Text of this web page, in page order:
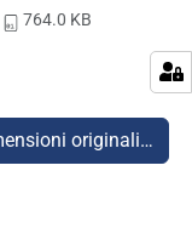
764.0 KB
originali…